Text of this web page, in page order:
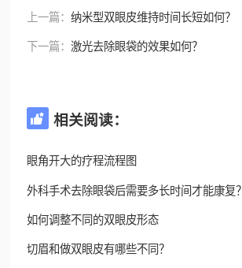
上一篇： 纳米型双眼皮维持时间长短如何？
下一篇： 激光去除眼袋的效果如何？
 相关阅读：
眼角开大的疗程流程图
外科手术去除眼袋后需要多长时间才能康复？
如何调整不同的双眼皮形态
切眉和做双眼皮有哪些不同？